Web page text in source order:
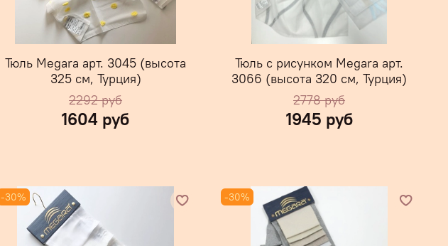
Тюль Megara арт. 3045 (высота
325 см, Турция)
2292 руб
1604 руб
Тюль с рисунком Megara арт.
3066 (высота 320 см, Турция)
2778 руб
1945 руб
-30% -30%